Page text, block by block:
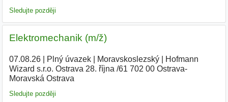
Sledujte později
Elektromechanik (m/ž)
07.08.26| Plný úvazek| Moravskoslezský|
Hofmann
Wizard s.r.o. Ostrava 28. října /61 702 00 Ostrava-
Moravská Ostrava
Sledujte později